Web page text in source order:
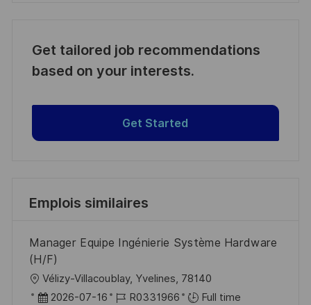
Get tailored job recommendations
based on your interests.
Get Started
Emplois similaires
Manager Equipe Ingénierie Système Hardware
(H/F)
o
Vélizy-Villacoublay, Yvelines, 78140
D 2026-07-16
R
R0331966
Full time